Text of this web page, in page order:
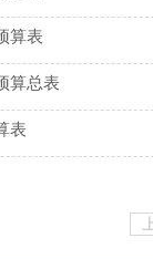
算表
算总表
表